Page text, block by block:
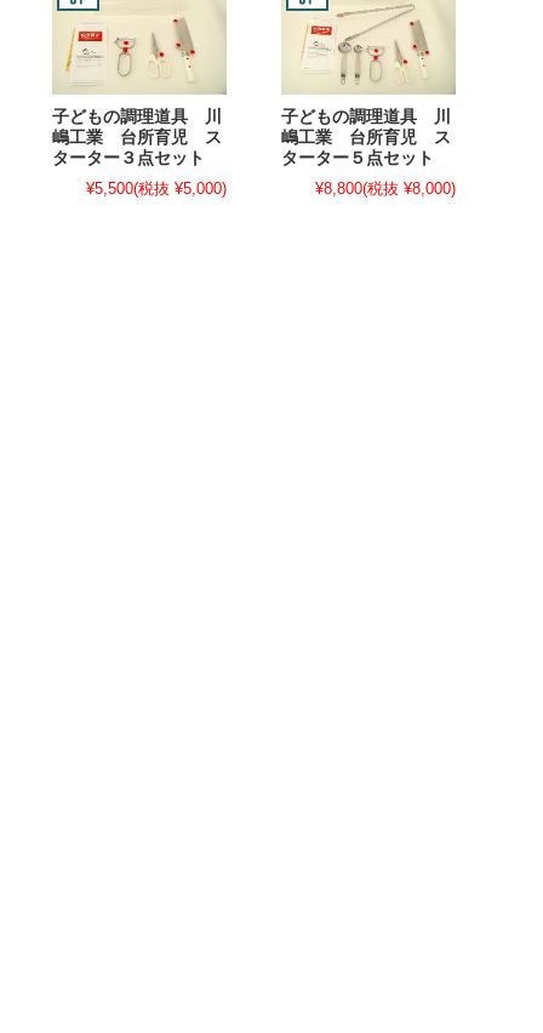
子どもの調理道具 川
嶋工業 台所育児 ス
ターター３点セット
¥5,500(税抜 ¥5,000)
子どもの調理道具 川
嶋工業 台所育児 ス
ターター５点セット
¥8,800(税抜 ¥8,000)